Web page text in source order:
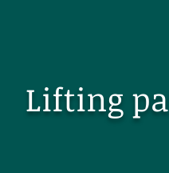
Lifting